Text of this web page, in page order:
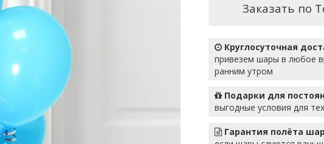
Заказать по
Круглосуточная
привезем шары в любое
ранним утром
Подарки для
выгодные условия для
Гарантия полёта